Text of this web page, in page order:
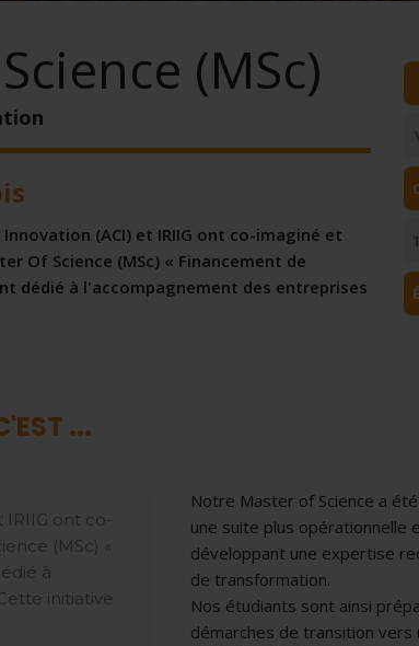
(MSc)
(ACI) et IRIIG ont co-imaginé et
Of Science (MSc) « Financement de
dédié à l'accompagnement des entreprises
...
IRIIG ont co-
(MSc) «
à
initiative
Notre Master of Science a
une suite plus opérationnelle
développant une expertise
de transformation.
Nos étudiants sont ainsi
démarches de transition vers